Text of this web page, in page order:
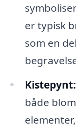
er typisk
som en
Kistepynt:
både